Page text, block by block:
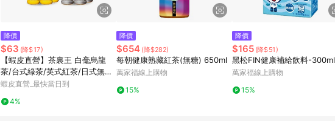
降價
$63 (降$17)
【蝦皮直營】茶裏王 白毫烏龍
茶/台式綠茶/英式紅茶/日式無糖
綠茶/青心烏龍茶 600mlx4入/組
蝦皮直營_最快當日到
4%
降價
$654 (降$282)
每朝健康熟藏紅茶(無糖) 650ml
萬家福線上購物
15%
降價
$165 (降$51)
黑松FIN健康補給飲料-300ml
萬家福線上購物
15%